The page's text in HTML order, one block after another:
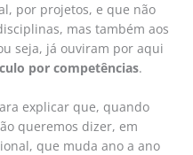
por projetos, e que não
mas também aos
seja, já ouviram por aqui
por competências.
explicar que, quando
queremos dizer, em
que muda ano a ano